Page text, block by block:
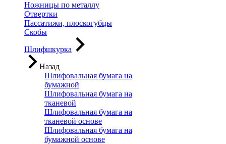
Ножницы по металлу
Отвертки
Пассатижи, плоскогубцы
Скобы
Шлифшкурка
Назад
Шлифовальная бумага на
бумажной
Шлифовальная бумага на
тканевой
Шлифовальная бумага на
тканевой основе
Шлифовальная бумага на
бумажной основе